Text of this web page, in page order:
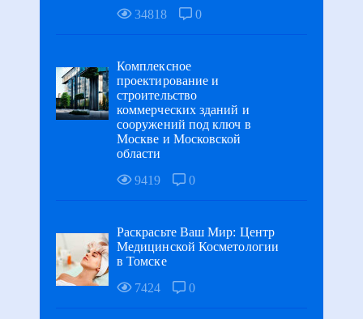
34818
0
Комплексное
проектирование и
строительство
коммерческих зданий и
сооружений под ключ в
Москве и Московской
области
9419
0
Раскрасьте Ваш Мир: Центр
Медицинской Косметологии
в Томске
7424
0